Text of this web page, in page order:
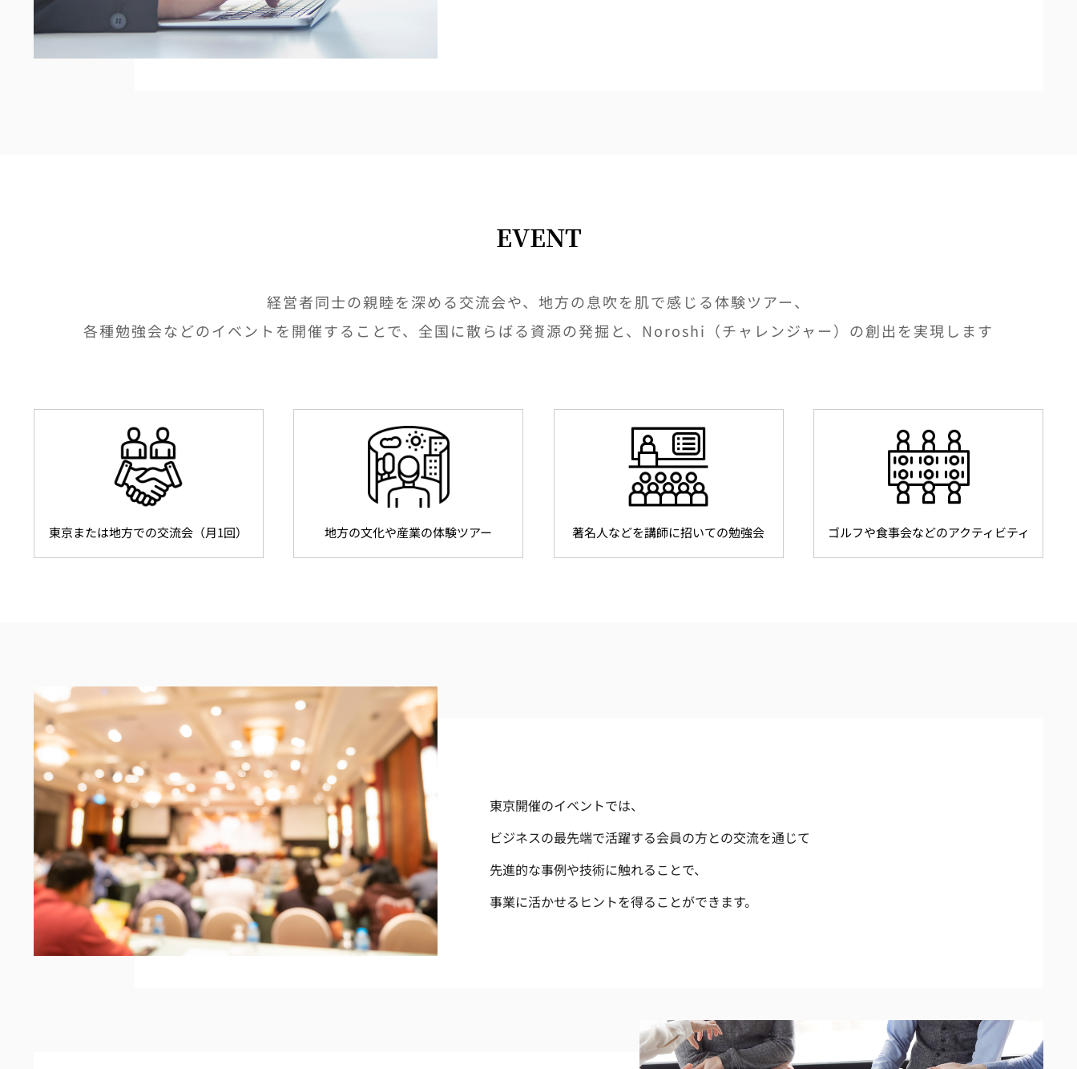
EVENT
EVENT
経営者同士の親睦を深める交流会や、地方の息吹を肌で感じる体験ツアー、
各種勉強会などのイベントを開催することで、全国に散らばる資源の発掘と、Noroshi（チャレンジャー）の創出を実現します
東京または地方での交流会（月1回） 地方の文化や産業の体験ツアー 著名人などを講師に招いての勉強会 ゴルフや食事会などのアクティビティ
東京開催のイベントでは、
ビジネスの最先端で活躍する会員の方との交流を通じて
先進的な事例や技術に触れることで、
事業に活かせるヒントを得ることができます。